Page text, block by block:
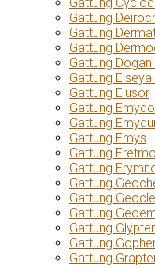
Gattung
Gattung
Gattung
Gattung
Gattung
Gattung Elusor
Gattung
Gattung
Gattung Emys
Gattung
Gattung
Gattung
Gattung
Gattung
Gattung
Gattung
Gattung